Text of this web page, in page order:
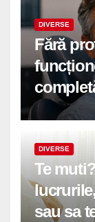
DIVERSE
Fără
DIVERSE
Te
sau sa